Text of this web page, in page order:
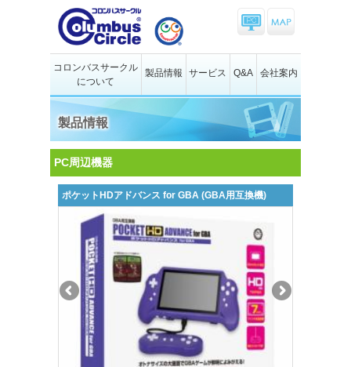
コロンバスサークル
について
製品情報 サービス Q&A 会社案内
製品情報
PC周辺機器
ポケットHDアドバンス for GBA (GBA用互換機)